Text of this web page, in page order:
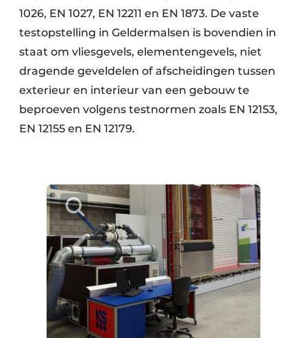
1026, EN 1027, EN 12211 en EN 1873. De vaste
testopstelling in Geldermalsen is bovendien in
staat om vliesgevels, elementengevels, niet
dragende geveldelen of afscheidingen tussen
exterieur en interieur van een gebouw te
beproeven volgens testnormen zoals EN 12153,
EN 12155 en EN 12179.